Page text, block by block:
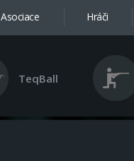
Asociace Hráči
TeqBall